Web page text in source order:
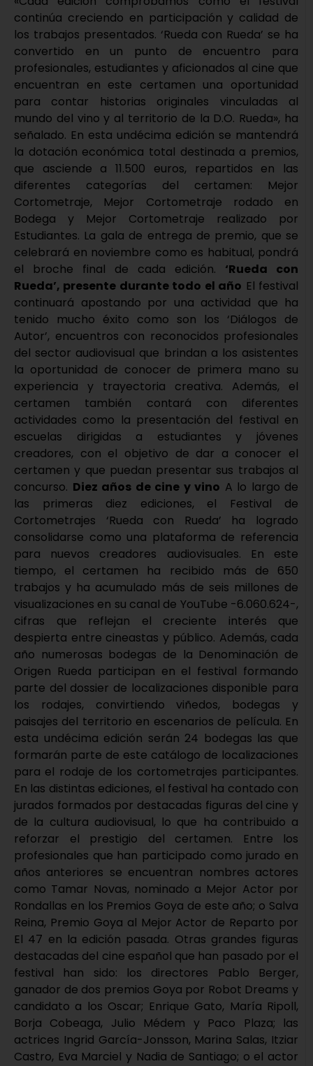
continúa creciendo en participación y calidad de
los trabajos presentados. ‘Rueda con Rueda’ se ha
convertido en un punto de encuentro para
profesionales, estudiantes y aficionados al cine que
encuentran en este certamen una oportunidad
para contar historias originales vinculadas al
mundo del vino y al territorio de la D.O. Rueda», ha
señalado. En esta undécima edición se mantendrá
la dotación económica total destinada a premios,
que asciende a 11.500 euros, repartidos en las
diferentes categorías del certamen: Mejor
Cortometraje, Mejor Cortometraje rodado en
Bodega y Mejor Cortometraje realizado por
Estudiantes. La gala de entrega de premio, que se
celebrará en noviembre como es habitual, pondrá
el broche final de cada edición. ‘Rueda con
Rueda’, presente durante todo el año El festival
continuará apostando por una actividad que ha
tenido mucho éxito como son los ‘Diálogos de
Autor’, encuentros con reconocidos profesionales
del sector audiovisual que brindan a los asistentes
la oportunidad de conocer de primera mano su
experiencia y trayectoria creativa. Además, el
certamen también contará con diferentes
actividades como la presentación del festival en
escuelas dirigidas a estudiantes y jóvenes
creadores, con el objetivo de dar a conocer el
certamen y que puedan presentar sus trabajos al
concurso. Diez años de cine y vino A lo largo de
las primeras diez ediciones, el Festival de
Cortometrajes ‘Rueda con Rueda’ ha logrado
consolidarse como una plataforma de referencia
para nuevos creadores audiovisuales. En este
tiempo, el certamen ha recibido más de 650
trabajos y ha acumulado más de seis millones de
visualizaciones en su canal de YouTube -6.060.624-,
cifras que reflejan el creciente interés que
despierta entre cineastas y público. Además, cada
año numerosas bodegas de la Denominación de
Origen Rueda participan en el festival formando
parte del dossier de localizaciones disponible para
los rodajes, convirtiendo viñedos, bodegas y
paisajes del territorio en escenarios de película. En
esta undécima edición serán 24 bodegas las que
formarán parte de este catálogo de localizaciones
para el rodaje de los cortometrajes participantes.
En las distintas ediciones, el festival ha contado con
jurados formados por destacadas figuras del cine y
de la cultura audiovisual, lo que ha contribuido a
reforzar el prestigio del certamen. Entre los
profesionales que han participado como jurado en
años anteriores se encuentran nombres actores
como Tamar Novas, nominado a Mejor Actor por
Rondallas en los Premios Goya de este año; o Salva
Reina, Premio Goya al Mejor Actor de Reparto por
El 47 en la edición pasada. Otras grandes figuras
destacadas del cine español que han pasado por el
festival han sido: los directores Pablo Berger,
ganador de dos premios Goya por Robot Dreams y
candidato a los Oscar; Enrique Gato, María Ripoll,
Borja Cobeaga, Julio Médem y Paco Plaza; las
actrices Ingrid García-Jonsson, Marina Salas, Itziar
Castro, Eva Marciel y Nadia de Santiago; o el actor